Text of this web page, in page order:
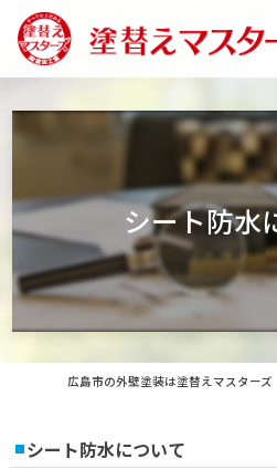
シート防水
広島市の外壁塗装は塗替えマスターズ
シート防水について